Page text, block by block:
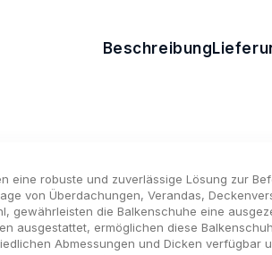
Beschreibung
eine robuste und zuverlässige Lösung zur
von Überdachungen, Verandas,
gewährleisten die Balkenschuhe eine
ausgestattet, ermöglichen diese
Abmessungen und Dicken verfügbar